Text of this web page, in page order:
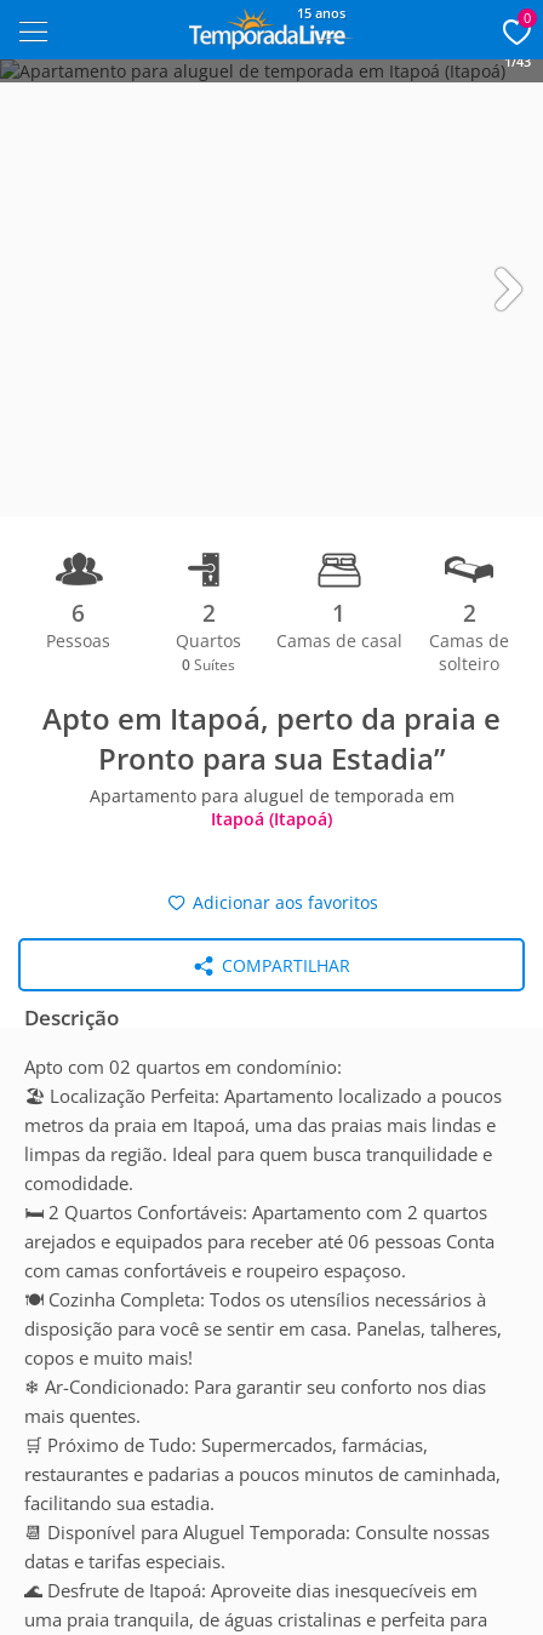
15 anos 0
1/43
6
Pessoas
2
Quartos
0 Suítes
1
Camas de casal
2
Camas de
solteiro
Apto em Itapoá, perto da praia e
Pronto para sua Estadia”
Apartamento para aluguel de temporada em
Itapoá (Itapoá)
Adicionar aos favoritos
COMPARTILHAR
Descrição
Apto com 02 quartos em condomínio:
🏖 Localização Perfeita: Apartamento localizado a poucos
metros da praia em Itapoá, uma das praias mais lindas e
limpas da região. Ideal para quem busca tranquilidade e
comodidade.
🛏 2 Quartos Confortáveis: Apartamento com 2 quartos
arejados e equipados para receber até 06 pessoas Conta
com camas confortáveis e roupeiro espaçoso.
🍽 Cozinha Completa: Todos os utensílios necessários à
disposição para você se sentir em casa. Panelas, talheres,
copos e muito mais!
❄ Ar-Condicionado: Para garantir seu conforto nos dias
mais quentes.
🛒 Próximo de Tudo: Supermercados, farmácias,
restaurantes e padarias a poucos minutos de caminhada,
facilitando sua estadia.
📆 Disponível para Aluguel Temporada: Consulte nossas
datas e tarifas especiais.
🌊 Desfrute de Itapoá: Aproveite dias inesquecíveis em
uma praia tranquila, de águas cristalinas e perfeita para